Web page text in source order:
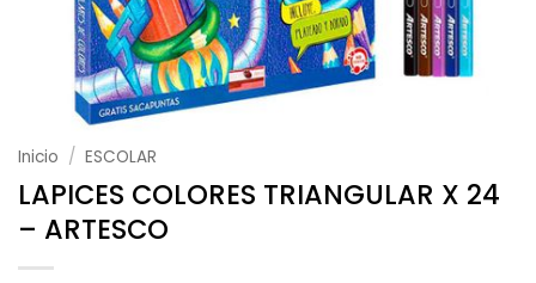
Inicio / ESCOLAR
LAPICES COLORES TRIANGULAR X 24
– ARTESCO